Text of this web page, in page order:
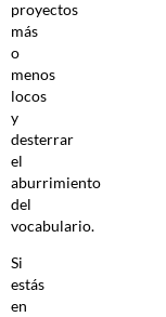
proyectos
más
o
menos
locos
y
desterrar
el
aburrimiento
del
vocabulario.
Si
estás
en